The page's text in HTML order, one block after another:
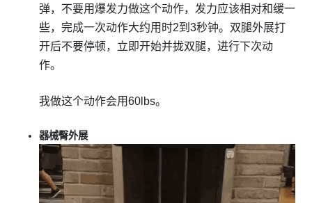
弹，不要用爆发力做这个动作，发力应该相对和缓一
些，完成一次动作大约用时2到3秒钟。双腿外展打
开后不要停顿，立即开始并拢双腿，进行下次动
作。
我做这个动作会用60lbs。
器械臀外展